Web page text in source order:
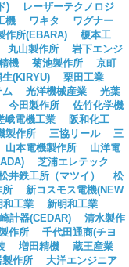
)
レーザーテクノロジ
機 ワキタ
ワグナー
作所(EBARA)
榎本工
丸山製作所
岩下エンジ
機 菊池製作所
京町
生(KIRYU)
栗田工業
光洋機械産業
光葉
今田製作所
佐竹化学機
峨電機工業
阪和化工
製作所 三協リール
三
山本電機製作所
山洋電
芝浦エレテック
井鉄工所（マツイ）
松
所
新コスモス電機(NEW
和工業
新明和工業
計器(CEDAR)
清水製作
作所
千代田通商(チヨ
増田精機
蔵王産業
製作所
大洋エンジニア